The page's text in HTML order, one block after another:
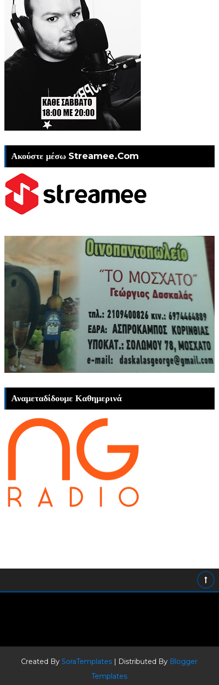
Ακούστε μέσω Streamee.Com
Αναμεταδίδουμε Καθημερινά
Created BySoraTemplates | Distributed By Blogger
Templates